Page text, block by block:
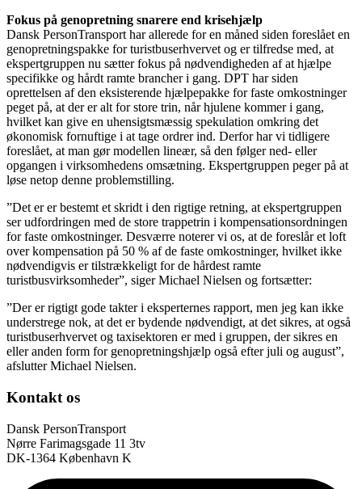
Fokus på genopretning snarere end krisehjælp
Dansk PersonTransport har allerede for en måned siden foreslået en
genopretningspakke for turistbuserhvervet og er tilfredse med, at
ekspertgruppen nu sætter fokus på nødvendigheden af at hjælpe
specifikke og hårdt ramte brancher i gang. DPT har siden
oprettelsen af den eksisterende hjælpepakke for faste omkostninger
peget på, at der er alt for store trin, når hjulene kommer i gang,
hvilket kan give en uhensigtsmæssig spekulation omkring det
økonomisk fornuftige i at tage ordrer ind. Derfor har vi tidligere
foreslået, at man gør modellen lineær, så den følger ned- eller
opgangen i virksomhedens omsætning. Ekspertgruppen peger på at
løse netop denne problemstilling.
”Det er er bestemt et skridt i den rigtige retning, at ekspertgruppen
ser udfordringen med de store trappetrin i kompensationsordningen
for faste omkostninger. Desværre noterer vi os, at de foreslår et loft
over kompensation på 50 % af de faste omkostninger, hvilket ikke
nødvendigvis er tilstrækkeligt for de hårdest ramte
turistbusvirksomheder”, siger Michael Nielsen og fortsætter:
”Der er rigtigt gode takter i eksperternes rapport, men jeg kan ikke
understrege nok, at det er bydende nødvendigt, at det sikres, at også
turistbuserhvervet og taxisektoren er med i gruppen, der sikres en
eller anden form for genopretningshjælp også efter juli og august”,
afslutter Michael Nielsen.
Kontakt os
Dansk PersonTransport
Nørre Farimagsgade 11 3tv
DK-1364 København K